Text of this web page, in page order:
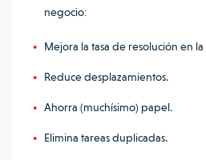
negocio:
Mejora la tasa de resolución en
Reduce desplazamientos.
Ahorra (muchísimo) papel.
Elimina tareas duplicadas.